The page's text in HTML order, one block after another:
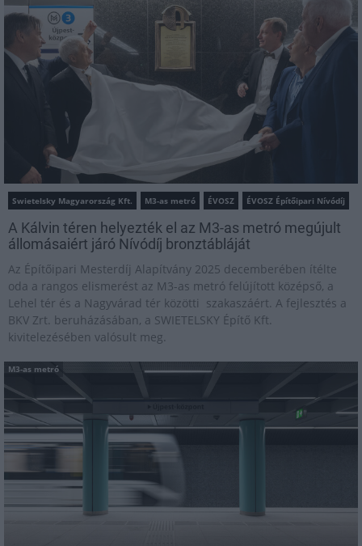
Swietelsky Magyarország Kft. M3-as metró ÉVOSZ ÉVOSZ Építőipari Nívódíj
A Kálvin téren helyezték el az M3-as metró megújult
állomásaiért járó Nívódíj bronztábláját
Az Építőipari Mesterdíj Alapítvány 2025 decemberében ítélte
oda a rangos elismerést az M3-as metró felújított középső, a
Lehel tér és a Nagyvárad tér közötti szakaszáért. A fejlesztés a
BKV Zrt. beruházásában, a SWIETELSKY Építő Kft.
kivitelezésében valósult meg.
M3-as metró